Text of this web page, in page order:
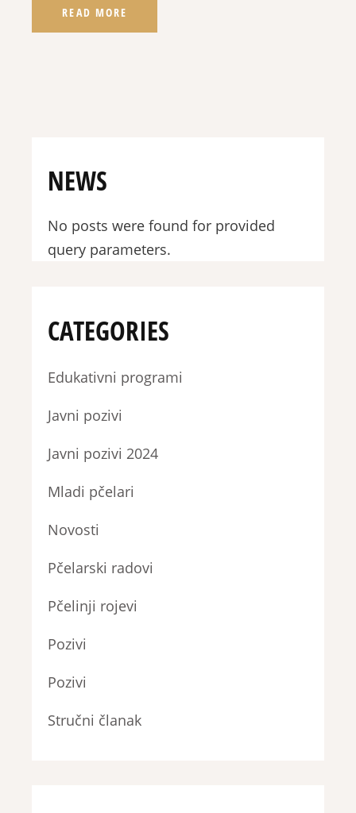
READ MORE
NEWS
No posts were found for provided
query parameters.
CATEGORIES
Edukativni programi
Javni pozivi
Javni pozivi 2024
Mladi pčelari
Novosti
Pčelarski radovi
Pčelinji rojevi
Pozivi
Pozivi
Stručni članak